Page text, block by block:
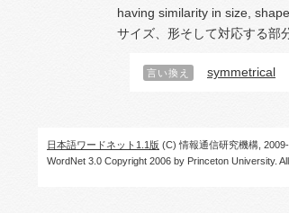
having similarity in size,
サイズ、形そして対応する部
言い換え symmetrical
日本語ワードネット1.1版 (C) 情報通信研究機構,
WordNet 3.0 Copyright 2006 by Princeton University.